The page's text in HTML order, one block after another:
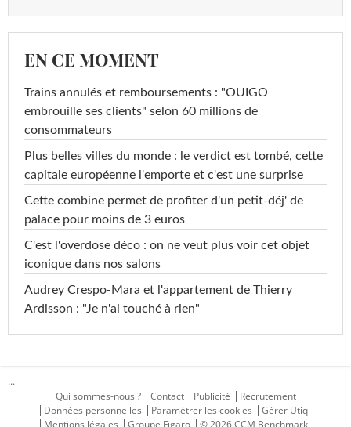
EN CE MOMENT
Trains annulés et remboursements : "OUIGO
embrouille ses clients" selon 60 millions de
consommateurs
Plus belles villes du monde : le verdict est tombé, cette
capitale européenne l'emporte et c'est une surprise
Cette combine permet de profiter d'un petit-déj' de
palace pour moins de 3 euros
C'est l'overdose déco : on ne veut plus voir cet objet
iconique dans nos salons
Audrey Crespo-Mara et l'appartement de Thierry
Ardisson : "Je n'ai touché à rien"
...
Qui sommes-nous ?
Contact Publicité
Recrutement
Données personnelles
Paramétrer les cookies
Gérer Utiq
Mentions légales
Groupe Figaro © 2026 CCM Benchmark